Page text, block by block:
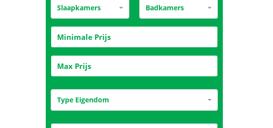
Slaapkamers Badkamers
Type Eigendom